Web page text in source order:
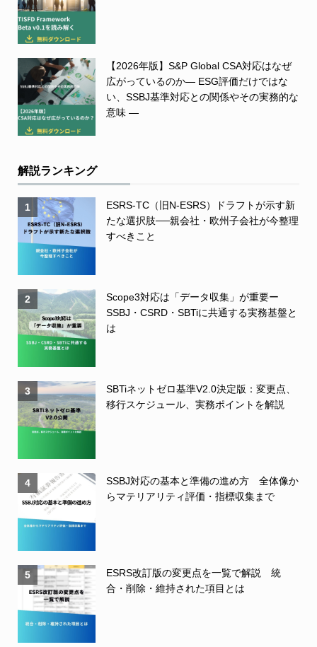
【2026年版】S&P Global CSA対応はなぜ
広がっているのか― ESG評価だけではな
い、SSBJ基準対応との関係やその実務的な
意味 ―
解説ランキング
1
ESRS-TC（旧N-ESRS）ドラフトが示す新
たな選択肢──親会社・欧州子会社が今整理
すべきこと
2
Scope3対応は「データ収集」が重要ー
SSBJ・CSRD・SBTiに共通する実務基盤と
は
3
SBTiネットゼロ基準V2.0決定版：変更点、
移行スケジュール、実務ポイントを解説
4
SSBJ対応の基本と準備の進め方 全体像か
らマテリアリティ評価・指標収集まで
5
ESRS改訂版の変更点を一覧で解説 統
合・削除・維持された項目とは